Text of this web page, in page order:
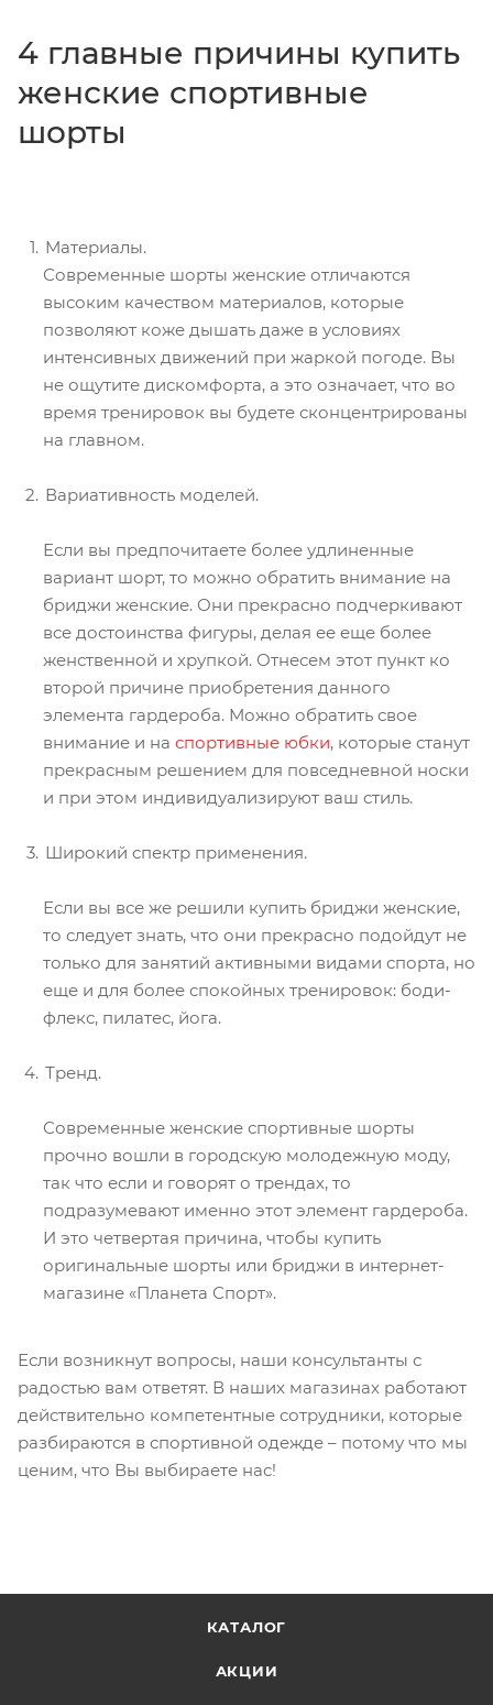
4 главные причины купить
женские спортивные
шорты
Материалы.
Современные шорты женские отличаются
высоким качеством материалов, которые
позволяют коже дышать даже в условиях
интенсивных движений при жаркой погоде. Вы
не ощутите дискомфорта, а это означает, что во
время тренировок вы будете сконцентрированы
на главном.
Вариативность моделей.
Если вы предпочитаете более удлиненные
вариант шорт, то можно обратить внимание на
бриджи женские. Они прекрасно подчеркивают
все достоинства фигуры, делая ее еще более
женственной и хрупкой. Отнесем этот пункт ко
второй причине приобретения данного
элемента гардероба. Можно обратить свое
внимание и на спортивные юбки, которые станут
прекрасным решением для повседневной носки
и при этом индивидуализируют ваш стиль.
Широкий спектр применения.
Если вы все же решили купить бриджи женские,
то следует знать, что они прекрасно подойдут не
только для занятий активными видами спорта, но
еще и для более спокойных тренировок: боди-
флекс, пилатес, йога.
Тренд.
Современные женские спортивные шорты
прочно вошли в городскую молодежную моду,
так что если и говорят о трендах, то
подразумевают именно этот элемент гардероба.
И это четвертая причина, чтобы купить
оригинальные шорты или бриджи в интернет-
магазине «Планета Спорт».
Если возникнут вопросы, наши консультанты с
радостью вам ответят. В наших магазинах работают
действительно компетентные сотрудники, которые
разбираются в спортивной одежде – потому что мы
ценим, что Вы выбираете нас!
КАТАЛОГ
АКЦИИ